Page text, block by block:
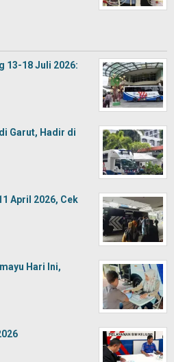
13-18 Juli 2026:
Garut, Hadir di
April 2026, Cek
Hari Ini,